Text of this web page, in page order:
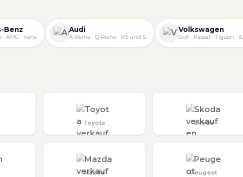
Benz
AMG · Vans
Audi
A-Reihe · Q-Reihe · RS und S
Volkswagen
Golf · Passat · Tiguan ·
Toyota Skoda
Mazda Peugeot